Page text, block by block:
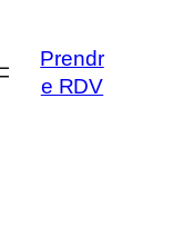
Prendr
e RDV